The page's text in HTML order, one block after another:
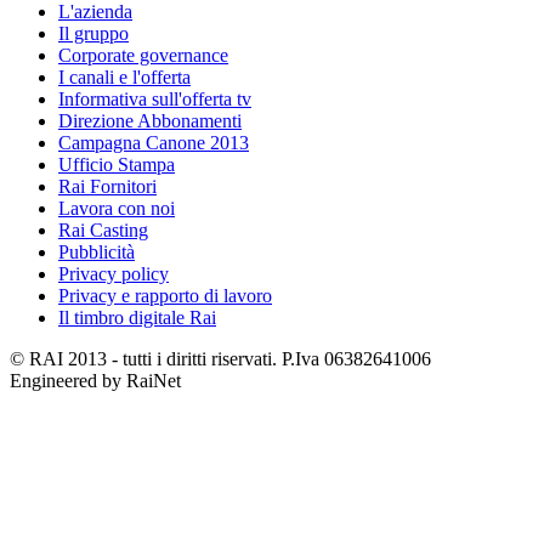
L'azienda
Il gruppo
Corporate governance
I canali e l'offerta
Informativa sull'offerta tv
Direzione Abbonamenti
Campagna Canone 2013
Ufficio Stampa
Rai Fornitori
Lavora con noi
Rai Casting
Pubblicità
Privacy policy
Privacy e rapporto di lavoro
Il timbro digitale Rai
© RAI 2013 - tutti i diritti riservati. P.Iva 06382641006
Engineered by RaiNet